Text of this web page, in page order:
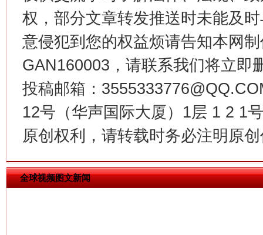
权，部分文章转发推送时未能及
意侵犯到您的权益烦请告知本网
GAN160003，请联系我们将立即
投稿邮箱：
12号（华声国际大厦）1层 1 2 1
原创权利，请转载时务必注明原
全球视频图文新闻
揭批美国五大"原罪" "炒